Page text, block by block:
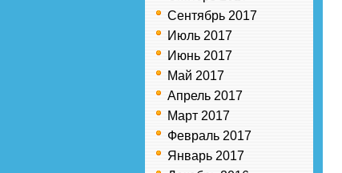
Сентябрь 2017
Июль 2017
Июнь 2017
Май 2017
Апрель 2017
Март 2017
Февраль 2017
Январь 2017